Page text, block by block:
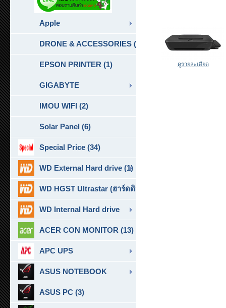
ดูรายละเอียด
Apple
DRONE & ACCESSORIES (6)
EPSON PRINTER (1)
GIGABYTE
IMOU WIFI (2)
Solar Panel (6)
Special Price (34)
WD External Hard drive (1)
WD HGST Ultrastar (ฮาร์ดดิสก์สำหรับ SERVER ) (10)
WD Internal Hard drive
ACER CON MONITOR (13)
APC UPS
ASUS NOTEBOOK
ASUS PC (3)